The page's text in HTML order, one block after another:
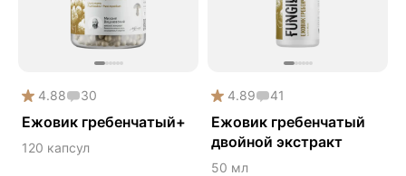
Кордицепс
Либидо
Натуральный антибиотик
4.88 30
Ежовик гребенчатый+
120 капсул
4.89 41
Ежовик гребенчатый
двойной экстракт
50 мл